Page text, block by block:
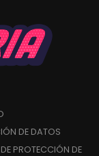
DE DATOS
PROTECCIÓN DE